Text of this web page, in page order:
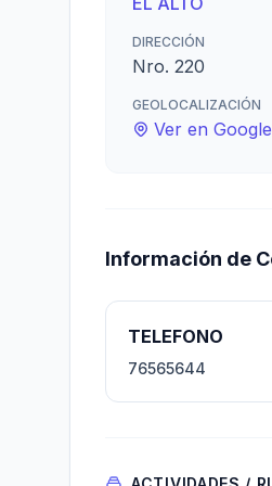
DIRECCIÓN
Nro. 220
GEOLOCALIZACIÓN
Ver en
Información de
TELEFONO
76565644